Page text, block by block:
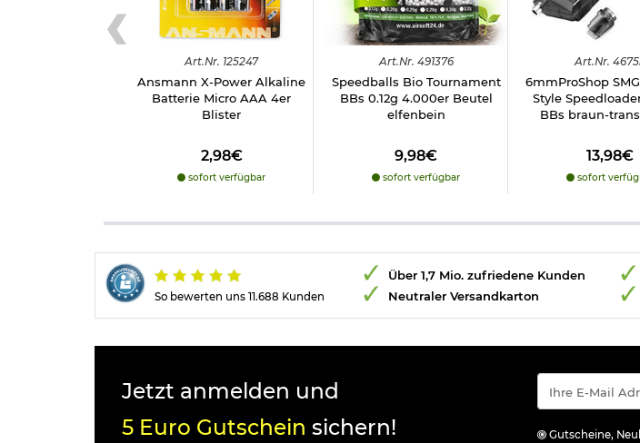
Art.Nr. 125247
Ansmann X-Power Alkaline
Batterie Micro AAA 4er
Blister
2,98€
sofort verfügbar
Art.Nr. 491376
Speedballs Bio Tournament
BBs 0.12g 4.000er Beutel
elfenbein
9,98€
sofort verfügbar
Art.Nr.
6mmProShop
Style
BBs braun-
13,98€
sofort
So bewerten uns 11.688 Kunden
Über 1,7 Mio. zufriedene Kunden
Neutraler Versandkarton
Jetzt anmelden und
5 Euro Gutschein sichern! Gutscheine,